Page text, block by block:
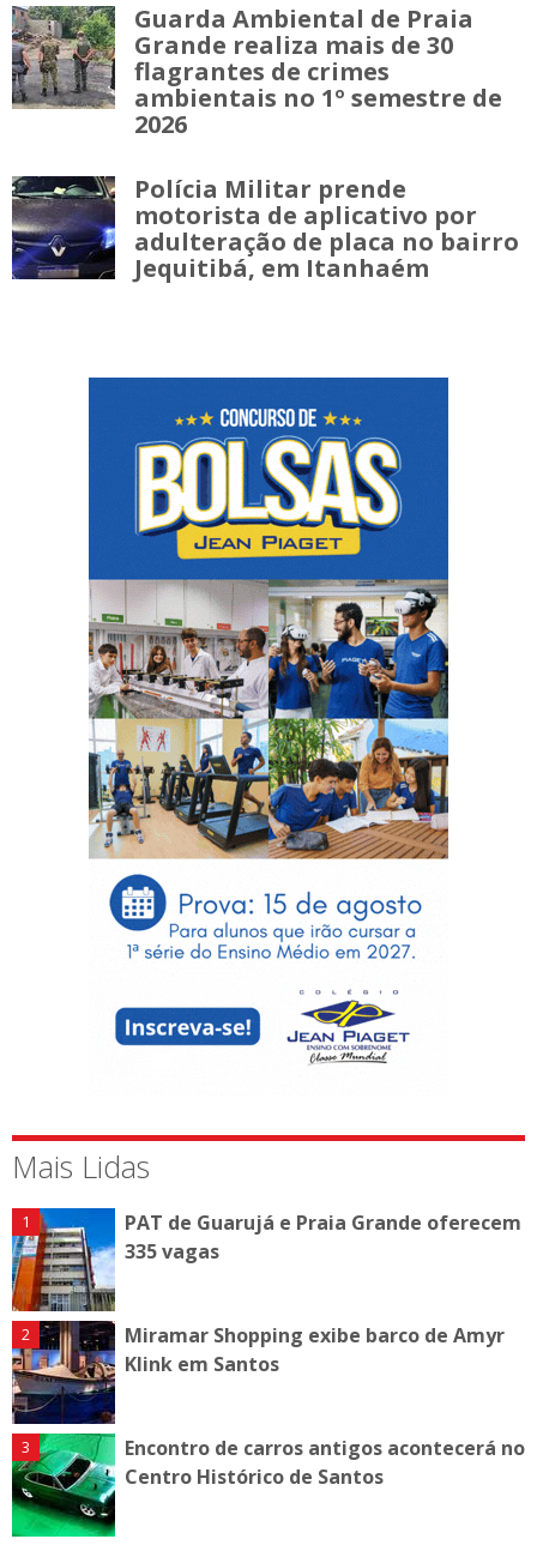
Guarda Ambiental de Praia
Grande realiza mais de 30
flagrantes de crimes
ambientais no 1º semestre de
2026
Polícia Militar prende
motorista de aplicativo por
adulteração de placa no bairro
Jequitibá, em Itanhaém
Mais Lidas
PAT de Guarujá e Praia Grande oferecem
335 vagas
Miramar Shopping exibe barco de Amyr
Klink em Santos
Encontro de carros antigos acontecerá no
Centro Histórico de Santos